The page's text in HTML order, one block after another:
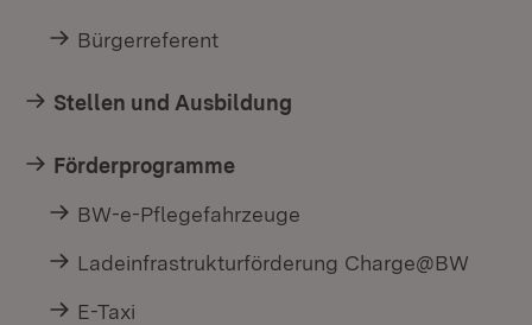
Bürgerreferent
Stellen und Ausbildung
Förderprogramme
BW-e-Pflegefahrzeuge
Ladeinfrastrukturförderung Charge@BW
E-Taxi